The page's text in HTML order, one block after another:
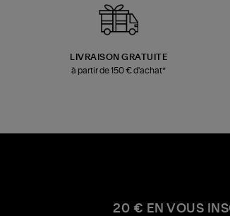
LIVRAISON GRATUITE
à partir de 150 € d'achat*
20 € EN VOUS